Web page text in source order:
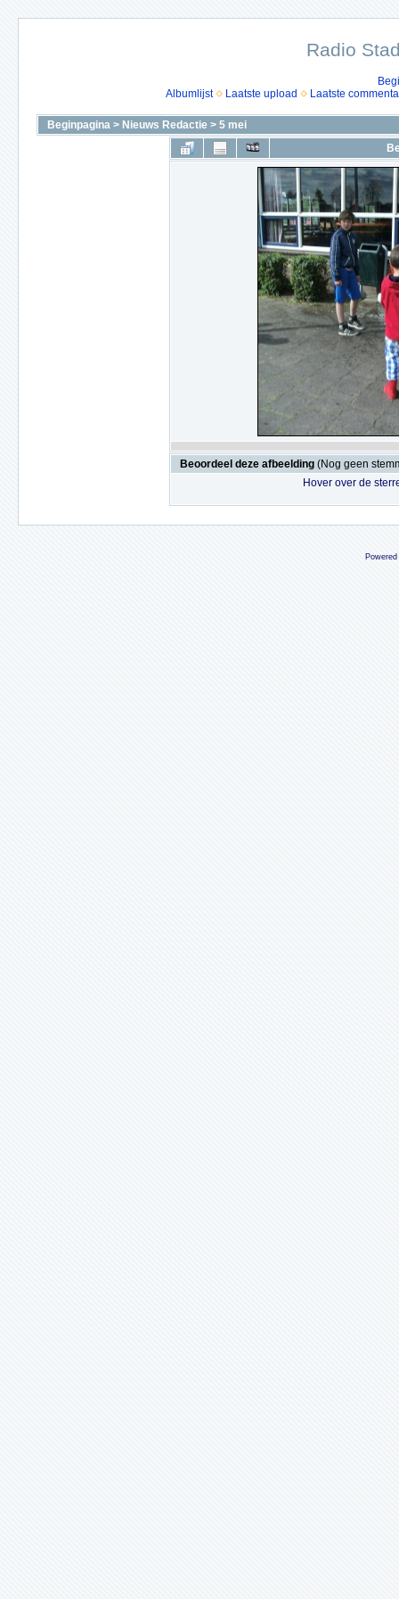
Radio
Albumlijst
Laatste upload Laatste
Beginpagina > Nieuws Redactie > 5 mei
Beoordeel deze afbeelding (Nog geen
Hover over de